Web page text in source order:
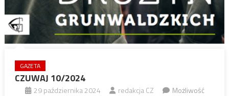
GAZETA
CZUWAJ 10/2024
29 października 2024 redakcja CZ
Możliwość